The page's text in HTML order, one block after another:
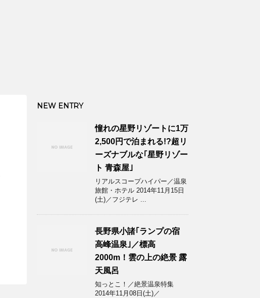
NEW ENTRY
憧れの星野リゾートに1万
2,500円で泊まれる!?超リ
ーズナブルな｢星野リゾー
ト 青森屋｣
リアルスコープハイパー／温泉
旅館・ホテル 2014年11月15日
(土)／フジテレ ...
長野県小諸｢ランプの宿
高峰温泉｣／標高
2000m！雲の上の絶景 露
天風呂
知っとこ！／絶景温泉特集
2014年11月08日(土)／